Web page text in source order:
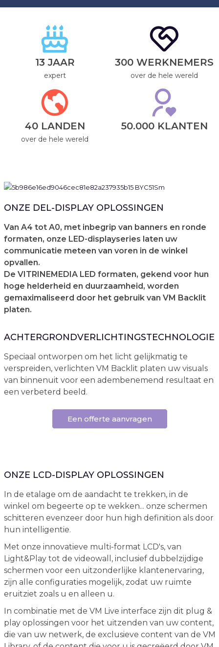
13 JAAR
expert
300 WERKNEMERS
over de hele wereld
40 LANDEN
over de hele wereld
50.000 KLANTEN
ONZE DEL-DISPLAY OPLOSSINGEN
Van A4 tot A0, met inbegrip van banners en ronde
formaten, onze LED-displayseries laten uw
communicatie meteen van voren in de winkel
opvallen.
De VITRINEMEDIA LED formaten, gekend voor hun
hoge helderheid en duurzaamheid, worden
gemaximaliseerd door het gebruik van VM Backlit
platen.
ACHTERGRONDVERLICHTINGSTECHNOLOGIE
Speciaal ontworpen om het licht gelijkmatig te
verspreiden, verlichten VM Backlit platen uw visuals
van binnenuit voor een adembenemend resultaat en
een verbeterd beeld.
Een offerte aanvragen
ONZE LCD-DISPLAY OPLOSSINGEN
In de etalage om de aandacht te trekken, in de
winkel om begeerte op te wekken... onze schermen
schitteren evenzeer door hun high definition als door
hun intelligentie.
Met onze innovatieve multi-format LCD's, van
Light&Play tot de videowall, inclusief dubbelzijdige
schermen voor een uitzonderlijke klantenervaring,
zijn alle configuraties mogelijk, zodat uw ruimte
eruitziet zoals u en alleen u.
In combinatie met de VM Live interface zijn dit plug &
play oplossingen voor het uitzenden van uw content,
die van uw netwerk, de exclusieve content van de VM